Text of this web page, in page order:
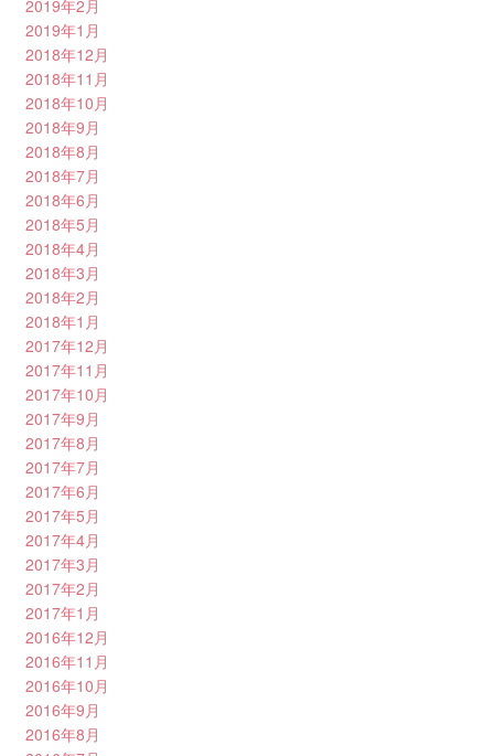
2019年2月
2019年1月
2018年12月
2018年11月
2018年10月
2018年9月
2018年8月
2018年7月
2018年6月
2018年5月
2018年4月
2018年3月
2018年2月
2018年1月
2017年12月
2017年11月
2017年10月
2017年9月
2017年8月
2017年7月
2017年6月
2017年5月
2017年4月
2017年3月
2017年2月
2017年1月
2016年12月
2016年11月
2016年10月
2016年9月
2016年8月